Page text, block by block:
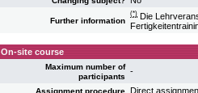
Further information
(*) Die
On-site course
Maximum number of
participants
-
Assignment procedure Direct